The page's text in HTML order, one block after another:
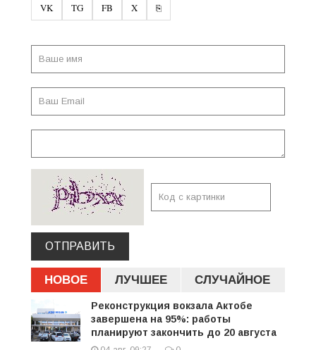
VK TG FB X ⎘
ОТПРАВИТЬ
НОВОЕ ЛУЧШЕЕ СЛУЧАЙНОЕ
Реконструкция вокзала Актобе
завершена на 95%: работы
планируют закончить до 20 августа